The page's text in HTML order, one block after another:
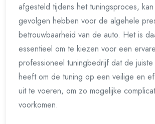
afgesteld tijdens het tuningsproces,
gevolgen hebben voor de algehele
betrouwbaarheid van de auto. Het is
essentieel om te kiezen voor een
professioneel tuningbedrijf dat de
heeft om de tuning op een veilige en
uit te voeren, om zo mogelijke
voorkomen.